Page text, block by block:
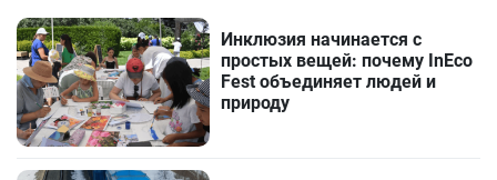
Инклюзия начинается с
простых вещей: почему InEco
Fest объединяет людей и
природу